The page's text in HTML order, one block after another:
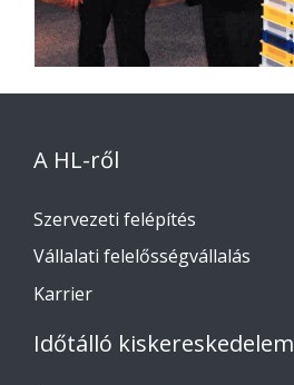
A HL-ről
Szervezeti felépítés
Vállalati felelősségvállalás
Karrier
Időtálló kiskereskedelem